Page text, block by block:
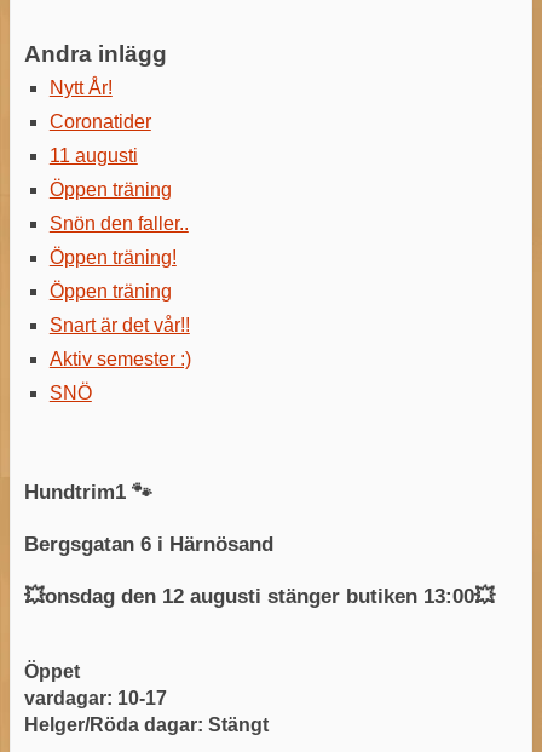
Andra inlägg
Nytt År!
Coronatider
11 augusti
Öppen träning
Snön den faller..
Öppen träning!
Öppen träning
Snart är det vår!!
Aktiv semester :)
SNÖ
Hundtrim1 🐾
Bergsgatan 6 i Härnösand
💥onsdag den 12 augusti stänger butiken 13:00💥
Öppet
vardagar: 10-17
Helger/Röda dagar: Stängt